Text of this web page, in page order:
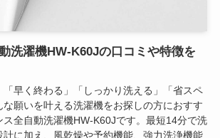
洗濯機HW-K60Jの口コミや特徴を
早く終わる」「しっかり洗える」「省スペ
な願いを叶える洗濯機をお探しの方におすす
全自動洗濯機HW-K60Jです。最短14分で洗
に加え、風乾燥や予約機能、強力洗浄機能